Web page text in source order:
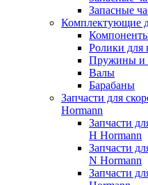
Запасные
Комплектующие
Ролики для
Пружины и
Валы
Барабаны
Запчасти для
Hormann
Запчасти
H Hormann
Запчасти
N Hormann
Запчасти